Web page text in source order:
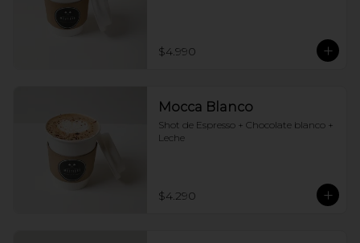
$4.990
Mocca Blanco
Shot de Espresso + Chocolate blanco +
Leche
$4.290